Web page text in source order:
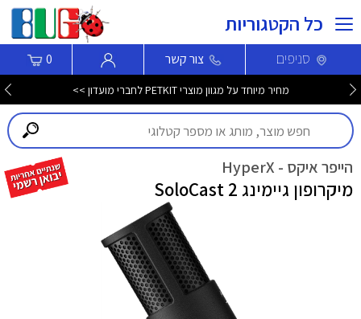
כל הקטגוריות
סניפים צור קשר 0
מחיר מיוחד על מגוון מוצרי PETKIT לחברי מועדון >>
הייפר איקס - HyperX
מיקרופון גיימינג SoloCast 2